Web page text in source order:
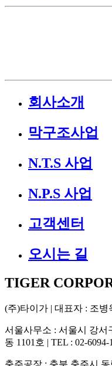
회사소개
막구조사업
N.T.S 사업
N.P.S 사업
고객센터
오시는 길
TIGER
(주)타이가 | 대표자 : 조병
서울사무소 : 서울시 강서
동 1101호 | TEL : 02-6094-